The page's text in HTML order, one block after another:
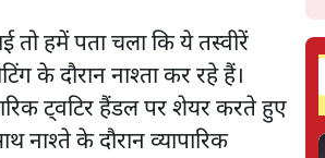
हमें पता चला कि ये तस्वीरें
के दौरान नाश्ता कर रहे हैं।
ट्वटिर हैंडल पर शेयर करते हुए
के दौरान व्यापारिक